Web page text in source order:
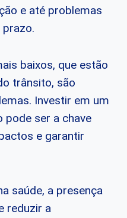
e até problemas
baixos, que estão
trânsito, são
Investir em um
ser a chave
e garantir
saúde, a presença
reduzir a